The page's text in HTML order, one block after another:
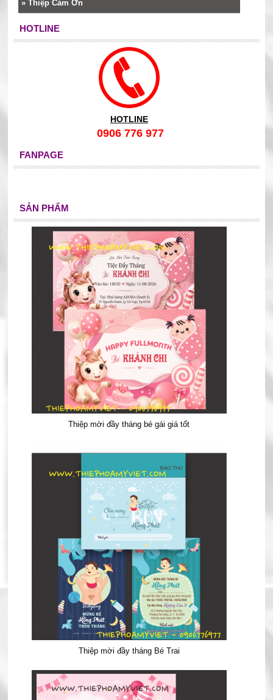
» Thiệp Cảm Ơn
HOTLINE
HOTLINE
0906 776 977
FANPAGE
SẢN PHẨM
Thiệp mời đầy tháng bé gái giá tốt
Thiệp mời đầy tháng Bé Trai